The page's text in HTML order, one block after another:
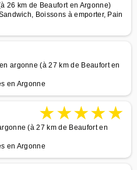
26 km de Beaufort en Argonne)
Boissons à emporter, Pain
argonne (à 27 km de Beaufort en
en Argonne
★★★★★
(à 27 km de Beaufort en
en Argonne